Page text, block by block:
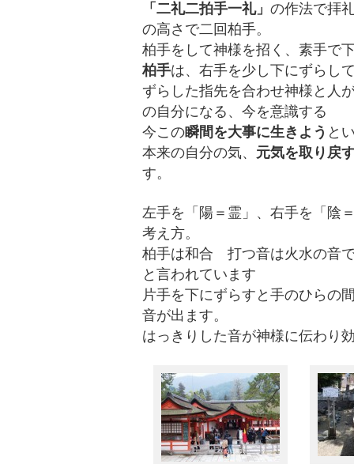
「二礼二拍手一礼」 の作法で拝
の高さで二回柏手。
柏手をして神様を招く、素手で
柏手は、右手を少し下にずらし
ずらした指先を合わせ神様と人
の自分になる、今を意識する
今この瞬間を大事に生きよう と
本来の自分の気、 元気を取り戻
す。
左手を「陽＝霊」、右手を「陰
考え方。
柏手は和合 打つ音は火水の音
と言われています
片手を下にずらすと手のひらの
音が出ます。
はっきりした音が神様に伝わ